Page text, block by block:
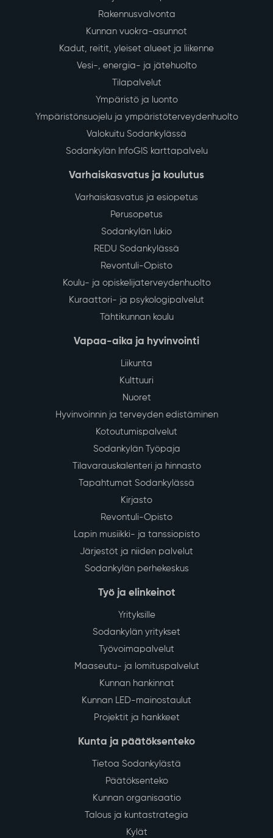
Rakennusvalvonta
Kunnan vuokra-asunnot
Kadut, reitit, yleiset alueet ja liikenne
Vesi-, energia- ja jätehuolto
Tilapalvelut
Ympäristö ja luonto
Ympäristönsuojelu ja ympäristöterveydenhuolto
Valokuitu Sodankylässä
Sodankylän InfoGIS karttapalvelu
Varhaiskasvatus ja koulutus
Varhaiskasvatus ja esiopetus
Perusopetus
Sodankylän lukio
REDU Sodankylässä
Revontuli-Opisto
Koulu- ja opiskelijaterveydenhuolto
Kuraattori- ja psykologipalvelut
Tähtikunnan koulu
Vapaa-aika ja hyvinvointi
Liikunta
Kulttuuri
Nuoret
Hyvinvoinnin ja terveyden edistäminen
Kotoutumispalvelut
Sodankylän Työpaja
Tilavarauskalenteri ja hinnasto
Tapahtumat Sodankylässä
Kirjasto
Revontuli-Opisto
Lapin musiikki- ja tanssiopisto
Järjestöt ja niiden palvelut
Sodankylän perhekeskus
Työ ja elinkeinot
Yrityksille
Sodankylän yritykset
Työvoimapalvelut
Maaseutu- ja lomituspalvelut
Kunnan hankinnat
Kunnan LED-mainostaulut
Projektit ja hankkeet
Kunta ja päätöksenteko
Tietoa Sodankylästä
Päätöksenteko
Kunnan organisaatio
Talous ja kuntastrategia
Kylät